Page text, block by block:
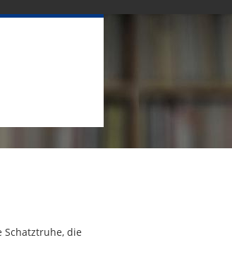
Schatztruhe, die